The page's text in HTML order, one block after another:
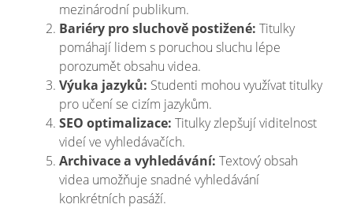
mezinárodní publikum.
Bariéry pro sluchově postižené: Titulky
pomáhají lidem s poruchou sluchu lépe
porozumět obsahu videa.
Výuka jazyků: Studenti mohou využívat titulky
pro učení se cizím jazykům.
SEO optimalizace: Titulky zlepšují viditelnost
videí ve vyhledávačích.
Archivace a vyhledávání: Textový obsah
videa umožňuje snadné vyhledávání
konkrétních pasáží.